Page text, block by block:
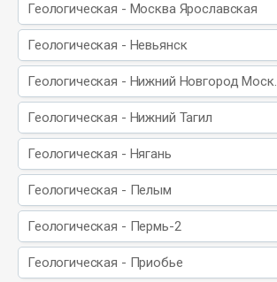
Геологическая - Москва Ярославская
Геологическая - Невьянск
Геологическая - Нижний Новгород Моск.
Геологическая - Нижний Тагил
Геологическая - Нягань
Геологическая - Пелым
Геологическая - Пермь-2
Геологическая - Приобье